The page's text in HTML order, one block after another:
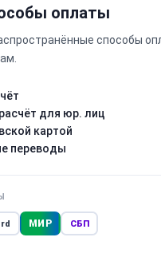
оплаты
способы
для юр. лиц
картой
переводы
МИР СБП